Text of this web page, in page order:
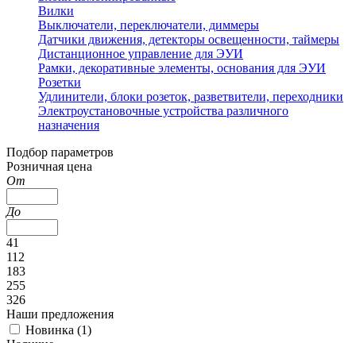
Вилки
Выключатели, переключатели, диммеры
Датчики движения, детекторы освещенности, таймеры
Дистанционное управление для ЭУИ
Рамки, декоративные элементы, основания для ЭУИ
Розетки
Удлинители, блоки розеток, разветвители, переходники
Электроустановочные устройства различного
назначения
Подбор параметров
Розничная цена
От
До
41
112
183
255
326
Наши предложения
Новинка (1)